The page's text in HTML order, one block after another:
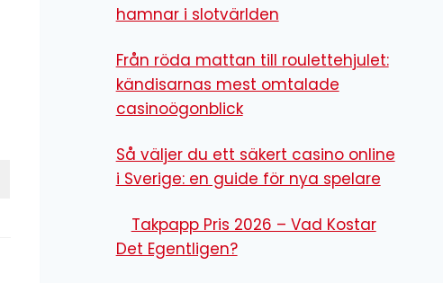
hamnar i slotvärlden
Från röda mattan till roulettehjulet:
kändisarnas mest omtalade
casinoögonblick
Så väljer du ett säkert casino online
i Sverige: en guide för nya spelare
Takpapp Pris 2026 – Vad Kostar
Det Egentligen?